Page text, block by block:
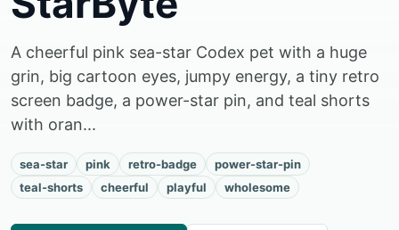
A cheerful pink sea-star Codex pet with a huge
grin, big cartoon eyes, jumpy energy, a tiny retro
screen badge, a power-star pin, and teal shorts
with oran...
sea-star pink retro-badge
power-star-pin
teal-shorts
cheerful playful wholesome